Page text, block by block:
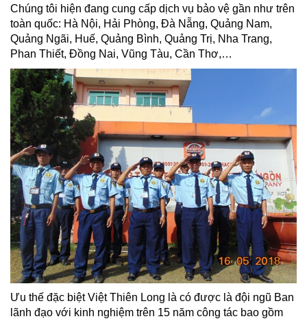
Chúng tôi hiện đang cung cấp dịch vụ bảo vệ gần như trên
toàn quốc: Hà Nội, Hải Phòng, Đà Nẵng, Quảng Nam,
Quảng Ngãi, Huế, Quảng Bình, Quảng Trị, Nha Trang,
Phan Thiết, Đồng Nai, Vũng Tàu, Cần Thơ,…
Ưu thế đặc biệt Việt Thiên Long là có được là đội ngũ Ban
lãnh đạo với kinh nghiệm trên 15 năm công tác bao gồm